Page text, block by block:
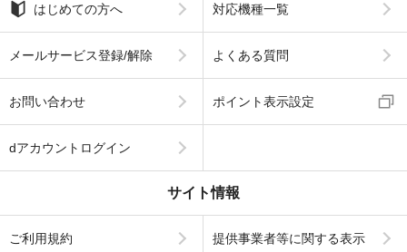
はじめての方へ 対応機種一覧
メールサービス登録/解除 よくある質問
お問い合わせ ポイント表示設定
dアカウントログイン
サイト情報
ご利用規約 提供事業者等に関する表示